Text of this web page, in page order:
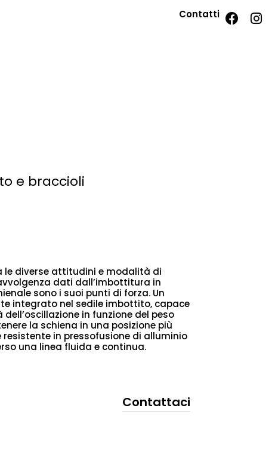
Contatti
e braccioli
le diverse attitudini e modalità di
dati dall’imbottitura in
sono i suoi punti di forza. Un
integrato nel sedile imbottito, capace
in funzione del peso
la schiena in una posizione più
in pressofusione di alluminio
una linea fluida e continua.
Contattaci